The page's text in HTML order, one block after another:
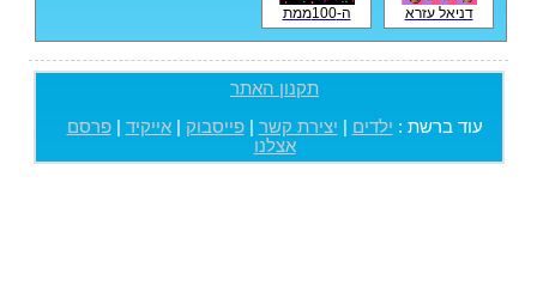
דניאל עזרא ה-100ממת
תקנון האתר
עוד ברשת : ילדים יצירת קשר |פייסבוק |אייקיד |פרסם
אצלנו